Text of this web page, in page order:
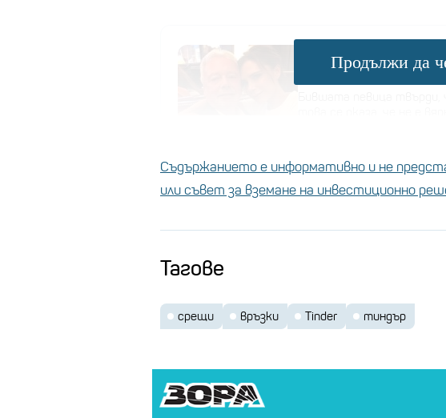
Кой е бащата на
богатство
През 2016 г. компанията заяви, че ще
поверителност на данните, след като беше
данни на потребители без изрично съгласие.
Продължи да
Съдържанието е информативно и не
или съвет за вземане на инвестиционно
Тагове
срещи връзки Tinder тиндър